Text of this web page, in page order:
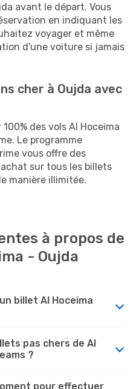
avant le départ. Vous
en indiquant les
voyager et même
d'une voiture si jamais
cher à Oujda avec
des vols Al Hoceima
Le programme
vous offre des
sur tous les billets
manière illimitée.
à propos de
- Oujda
billet Al Hoceima
pas chers de Al
?
pour effectuer